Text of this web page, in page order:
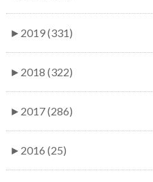
► 2019 (331)
► 2018 (322)
► 2017 (286)
► 2016 (25)